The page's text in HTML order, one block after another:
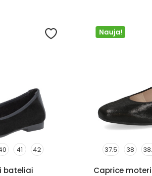
41 42
bateliai
Nauja!
37.5 38
Caprice